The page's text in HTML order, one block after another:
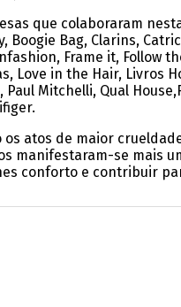
que colaboraram
Boogie Bag, Clarins,
Frame it, Follow
Love in the Hair,
Mitchelli, Qual
os atos de maior
manifestaram-se mais
conforto e contribuir